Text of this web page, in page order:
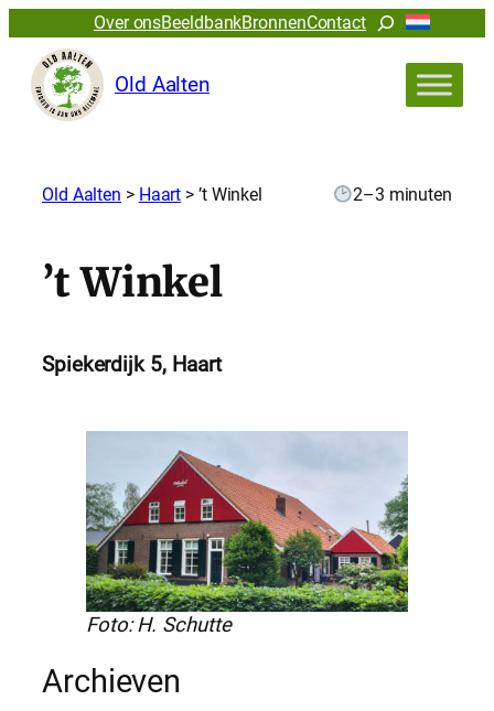
Over onsBeeldbankBronnenContactZoeken
Old Aalten
Old Aalten > Haart > ’t Winkel 2–3 minuten
’t Winkel
Spiekerdijk 5, Haart
Foto: H. Schutte
Archieven